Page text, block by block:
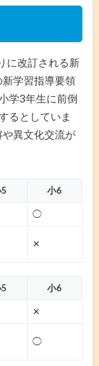
に改訂される新
学習指導要領
学3年生に前倒
るとしていま
異文化交流が
小6
◯
✕
小6
✕
◯